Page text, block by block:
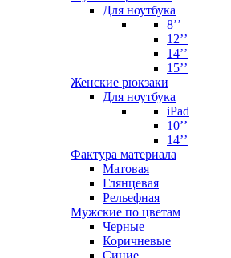
Для ноутбука
8’’
12’’
14’’
15’’
Женские рюкзаки
Для ноутбука
iPad
10’’
14’’
Фактура материала
Матовая
Глянцевая
Рельефная
Мужские по цветам
Черные
Коричневые
Синие